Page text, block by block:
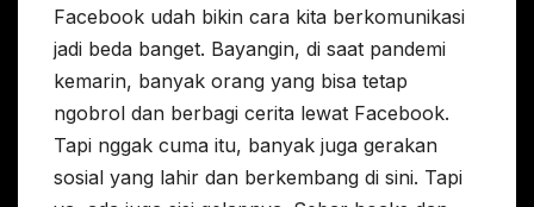
Facebook udah bikin cara kita berkomunikasi
jadi beda banget. Bayangin, di saat pandemi
kemarin, banyak orang yang bisa tetap
ngobrol dan berbagi cerita lewat Facebook.
Tapi nggak cuma itu, banyak juga gerakan
sosial yang lahir dan berkembang di sini. Tapi